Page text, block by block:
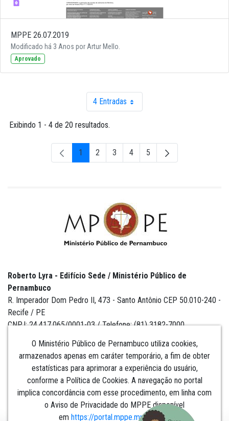
MPPE 26.07.2019
Modificado há 3 Anos por Artur Mello.
Aprovado
4 EntradasPor página
Exibindo 1 - 4 de 20 resultados.
Página
1 Página
2 Página
3 Página
4 Página
5
O Ministério Público de Pernambuco utiliza cookies,
armazenados apenas em caráter temporário, a fim de obter
estatísticas para aprimorar a experiência do usuário,
conforme a Política de Cookies. A navegação no portal
implica concordância com esse procedimento, em linha com
o Aviso de Privacidade do MPPE disponível
em https://portal.mppe.mp.br/lgpd.​​​​​​​
Roberto Lyra - Edifício Sede / Ministério Público de
Pernambuco
R. Imperador Dom Pedro II, 473 - Santo Antônio CEP 50.010-240 -
Recife / PE
CNPJ: 24.417.065/0001-03 / Telefone: (81) 3182-7000
Institucional
Comunicação